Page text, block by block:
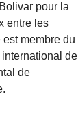
pour la
entre les
membre du
de
de